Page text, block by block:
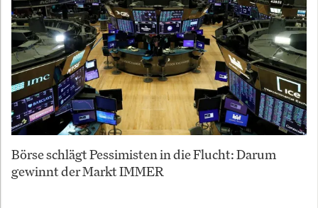
Börse schlägt Pessimisten in die Flucht: Darum
gewinnt der Markt IMMER